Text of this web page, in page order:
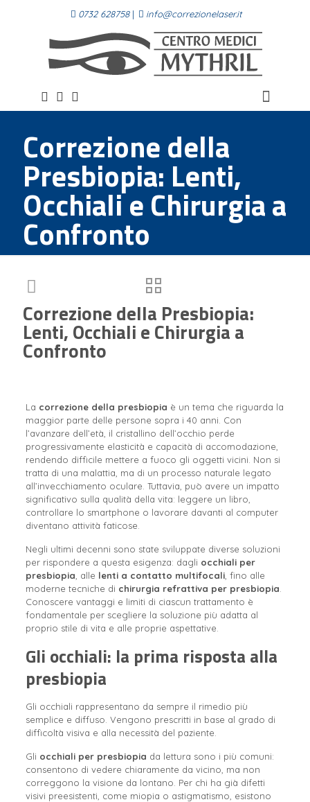
0732 628758| info@correzionelaser.it
Correzione della
Presbiopia: Lenti,
Occhiali e Chirurgia a
Confronto
Correzione della Presbiopia:
Lenti, Occhiali e Chirurgia a
Confronto
La correzione della presbiopia è un tema che riguarda la
maggior parte delle persone sopra i 40 anni. Con
l’avanzare dell’età, il cristallino dell’occhio perde
progressivamente elasticità e capacità di accomodazione,
rendendo difficile mettere a fuoco gli oggetti vicini. Non si
tratta di una malattia, ma di un processo naturale legato
all’invecchiamento oculare. Tuttavia, può avere un impatto
significativo sulla qualità della vita: leggere un libro,
controllare lo smartphone o lavorare davanti al computer
diventano attività faticose.
Negli ultimi decenni sono state sviluppate diverse soluzioni
per rispondere a questa esigenza: dagli occhiali per
presbiopia , alle lenti a contatto multifocali, fino alle
moderne tecniche di chirurgia refrattiva per presbiopia
Conoscere vantaggi e limiti di ciascun trattamento è
fondamentale per scegliere la soluzione più adatta al
proprio stile di vita e alle proprie aspettative.
Gli occhiali: la prima risposta alla
presbiopia
Gli occhiali rappresentano da sempre il rimedio più
semplice e diffuso. Vengono prescritti in base al grado di
difficoltà visiva e alla necessità del paziente.
Gli occhiali per presbiopia da lettura sono i più comuni:
consentono di vedere chiaramente da vicino, ma non
correggono la visione da lontano. Per chi ha già difetti
visivi preesistenti, come miopia o astigmatismo, esistono